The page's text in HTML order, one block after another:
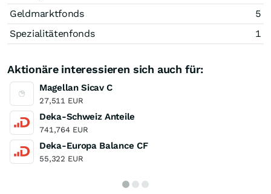
Geldmarktfonds
5
Spezialitätenfonds
1
Aktionäre interessieren sich auch für:
Magellan Sicav C
27,511 EUR
Deka-Schweiz Anteile
741,764 EUR
Deka-Europa Balance CF
55,322 EUR